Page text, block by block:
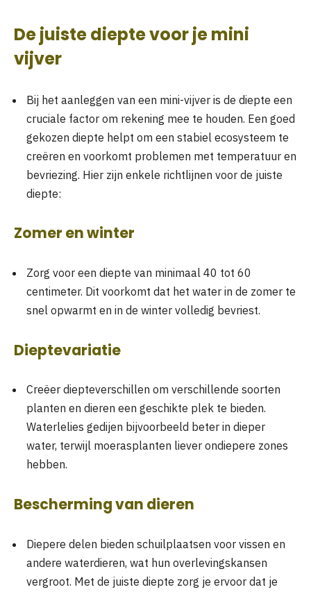
De juiste diepte voor je mini
vijver
Bij het aanleggen van een mini-vijver is de diepte een
cruciale factor om rekening mee te houden. Een goed
gekozen diepte helpt om een stabiel ecosysteem te
creëren en voorkomt problemen met temperatuur en
bevriezing. Hier zijn enkele richtlijnen voor de juiste
diepte:
Zomer en winter
Zorg voor een diepte van minimaal 40 tot 60
centimeter. Dit voorkomt dat het water in de zomer te
snel opwarmt en in de winter volledig bevriest.
Dieptevariatie
Creëer diepteverschillen om verschillende soorten
planten en dieren een geschikte plek te bieden.
Waterlelies gedijen bijvoorbeeld beter in dieper
water, terwijl moerasplanten liever ondiepere zones
hebben.
Bescherming van dieren
Diepere delen bieden schuilplaatsen voor vissen en
andere waterdieren, wat hun overlevingskansen
vergroot. Met de juiste diepte zorg je ervoor dat je